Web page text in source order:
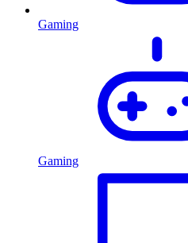
Gaming
Gaming